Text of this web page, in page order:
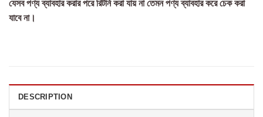
যেসব পণ্য ব্যাবহার করার পরে রিটার্ন করা যায় না তেমন পণ্য ব্যাবহার করে চেক করা
যাবে না।
DESCRIPTION